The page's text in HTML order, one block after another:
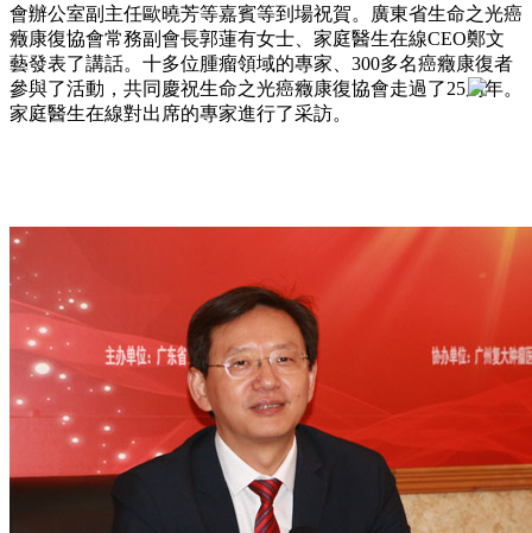
會辦公室副主任歐曉芳等嘉賓等到場祝賀。廣東省生命之光癌
癥康復協會常務副會長郭蓮有女士、家庭醫生在線CEO鄭文
藝發表了講話。十多位腫瘤領域的專家、300多名癌癥康復者
參與了活動，共同慶祝生命之光癌癥康復協會走過了25周年。
家庭醫生在線對出席的專家進行了采訪。